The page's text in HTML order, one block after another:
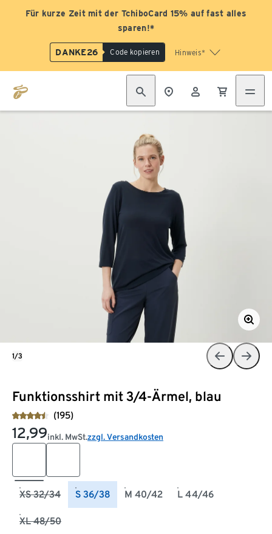
Für kurze Zeit mit der TchiboCard 15% auf fast alles
sparen!*
DANKE26 Code kopieren Hinweis*
Funktionsshirt mit 3/4-Ärmel, blau
(195)
12,99inkl. MwSt.zzgl. Versandkosten
XS 32/34 S 36/38 M 40/42 L 44/46
XL 48/50
1/3